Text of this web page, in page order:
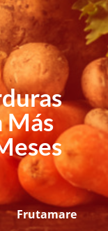
Más
Frutamare